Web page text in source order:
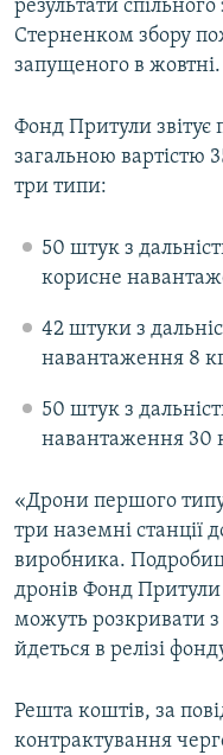
результати
Стерненком збору
запущеного в жовтні.
Фонд Притули звітує
загальною вартістю
три типи:
50 штук з
корисне
42 штуки з
навантаження 8
50 штук з
навантаження 30
«Дрони першого
три наземні станції
виробника.
дронів Фонд
можуть розкривати
йдеться в релізі
Решта коштів, за
контрактування